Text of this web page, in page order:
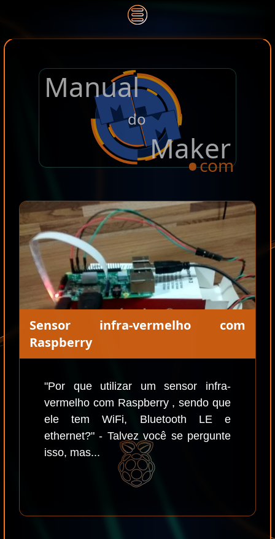
Manual
do
Maker
.com
Sensor infra-vermelho com
Raspberry
"Por que utilizar um sensor infra-
vermelho com Raspberry , sendo que
ele tem WiFi, Bluetooth LE e
ethernet?" - Talvez você se pergunte
isso, mas...